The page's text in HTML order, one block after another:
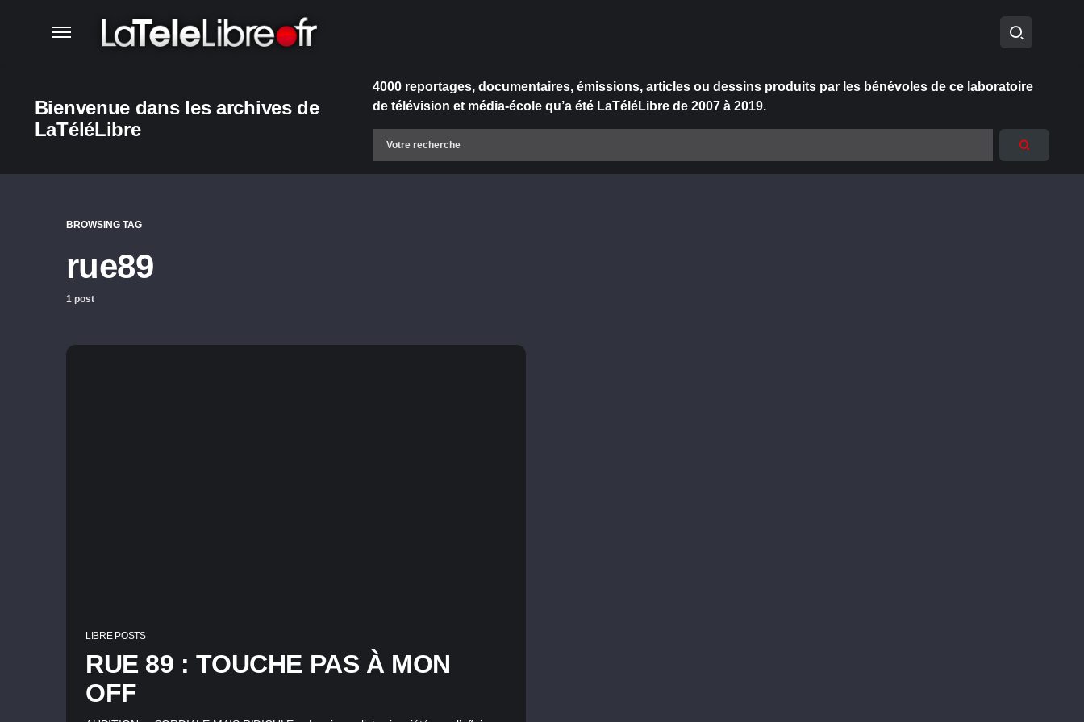
Bienvenue dans les archives de
LaTéléLibre
4000 reportages, documentaires, émissions, articles ou dessins produits par les bénévoles de ce laboratoire
de télévision et média-école qu’a été LaTéléLibre de 2007 à 2019.
BROWSING TAG
rue89
1 post
LIBRE POSTS
RUE 89 : TOUCHE PAS À MON
OFF